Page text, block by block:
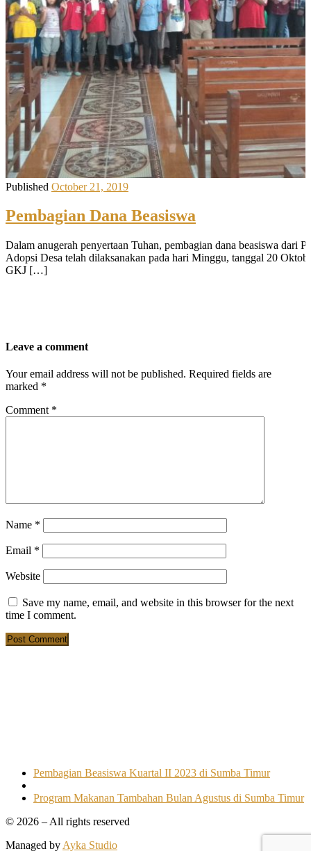
Published October 21, 2019
Pembagian Dana Beasiswa
Dalam anugerah penyertaan Tuhan, pembagian dana beasiswa dari
Adopsi Desa telah dilaksanakan pada hari Minggu, tanggal 20
GKJ […]
Leave a comment
Your email address will not be published. Required fields are
marked *
Comment *
Name *
Email *
Website
Save my name, email, and website in this browser for the next
time I comment.
Post
navigation
Previous
Pembagian Beasiswa Kuartal II 2023 di Sumba Timur
to
list
Next
Program Makanan Tambahan Bulan Agustus di Sumba Timur
© 2026 – All rights reserved
Managed by Ayka Studio